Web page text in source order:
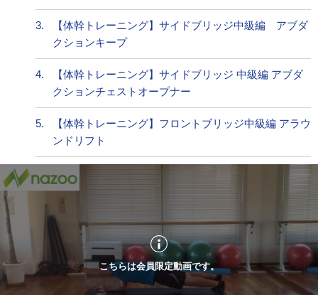
3.
【体幹トレーニング】サイドブリッジ中級編 アブダ
クションキープ
4.
【体幹トレーニング】サイドブリッジ 中級編 アブダ
クションチェストオープナー
5.
【体幹トレーニング】フロントブリッジ中級編 アラウ
ンドリフト
こちらは会員限定動画です。